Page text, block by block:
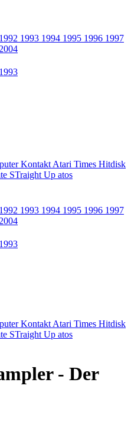
1992 1993 1994 1995 1996 1997
2004
1993
Kontakt Atari Times Hitdisk
STraight Up atos
1992 1993 1994 1995 1996 1997
2004
1993
Kontakt Atari Times Hitdisk
STraight Up atos
- Der